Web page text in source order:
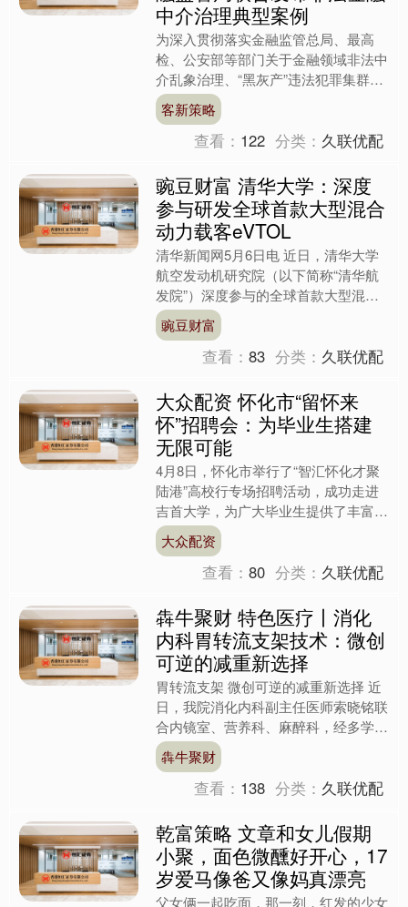
中介治理典型案例
为深入贯彻落实金融监管总局、最高
检、公安部等部门关于金融领域非法中
介乱象治理、“黑灰产”违法犯罪集群打
击的工作要求，进一步做好上海地区非
法金融中介乱象治理工作，....
客新策略
查看： 122 分类： 久联优配
豌豆财富 清华大学：深度
参与研发全球首款大型混合
动力载客eVTOL
清华新闻网5月6日电 近日，清华大学
航空发动机研究院（以下简称“清华航
发院”）深度参与的全球首款大型混合
动力倾转旋翼载客电动垂直起降飞行器
（eVTOL）——DF....
豌豆财富
查看：83 分类： 久联优配
大众配资 怀化市“留怀来
怀”招聘会：为毕业生搭建
无限可能
4月8日，怀化市举行了“智汇怀化才聚
陆港”高校行专场招聘活动，成功走进
吉首大学，为广大毕业生提供了丰富的
就业机会与创业支持。这次活动吸引了
200多优质岗位，旨在....
大众配资
查看：80 分类： 久联优配
犇牛聚财 特色医疗丨消化
内科胃转流支架技术：微创
可逆的减重新选择
胃转流支架 微创可逆的减重新选择 近
日，我院消化内科副主任医师索晓铭联
合内镜室、营养科、麻醉科，经多学科
诊疗（MDT）讨论后，成功实施了我
院首例胃转流支架置入术....
犇牛聚财
查看： 138 分类： 久联优配
乾富策略 文章和女儿假期
小聚，面色微醺好开心，17
岁爱马像爸又像妈真漂亮
父女俩一起吃面，那一刻，红发的少女